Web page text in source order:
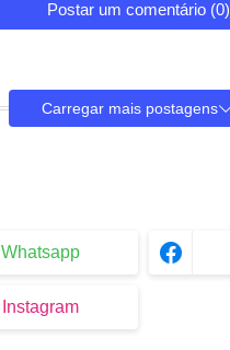
Postar um comentário (0)
Carregar mais postagens
Whatsapp
Instagram